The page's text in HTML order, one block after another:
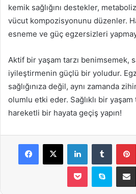
kemik sağlığını destekler,
vücut kompozisyonunu düzenler.
esneme ve güç egzersizleri
Aktif bir yaşam tarzı benimsemek,
iyileştirmenin güçlü bir yoludur.
sağlığınıza değil, aynı zamanda
olumlu etki eder. Sağlıklı bir yaşam
hareketli bir hayata geçiş yapın!
Facebook
X LinkedInTumblr
Pocket Skype